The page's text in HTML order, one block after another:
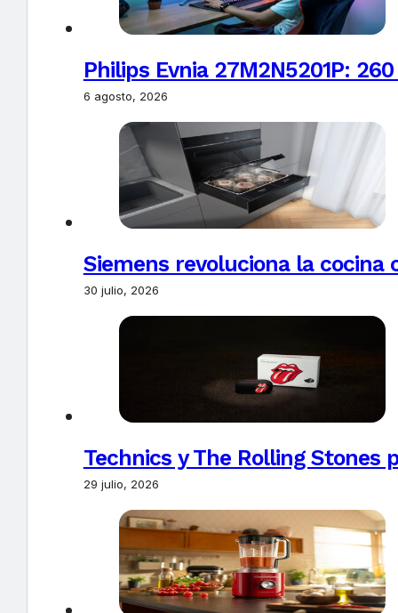
Philips Evnia 27M2N5201P:
6 agosto, 2026
Siemens revoluciona la
30 julio, 2026
Technics y The Rolling Stones
29 julio, 2026